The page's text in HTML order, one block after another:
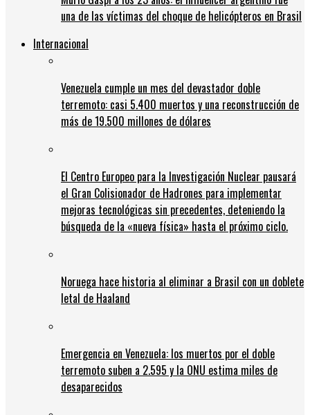
una de las víctimas del choque de helicópteros en Brasil
Internacional
Venezuela cumple un mes del devastador doble
terremoto: casi 5.400 muertos y una reconstrucción de
más de 19.500 millones de dólares
El Centro Europeo para la Investigación Nuclear pausará
el Gran Colisionador de Hadrones para implementar
mejoras tecnológicas sin precedentes, deteniendo la
búsqueda de la «nueva física» hasta el próximo ciclo.
Noruega hace historia al eliminar a Brasil con un doblete
letal de Haaland
Emergencia en Venezuela: los muertos por el doble
terremoto suben a 2.595 y la ONU estima miles de
desaparecidos